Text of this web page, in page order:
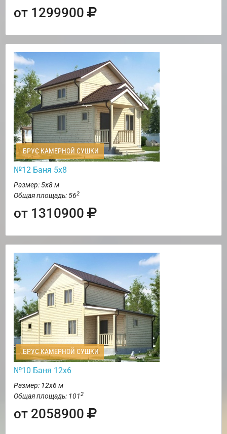
от 1299900
БРУС КАМЕРНОЙ СУШКИ
№12 Баня 5х8
Размер: 5х8 м
Общая площадь: 562
от 1310900
БРУС КАМЕРНОЙ СУШКИ
№10 Баня 12х6
Размер: 12х6 м
Общая площадь: 1012
от 2058900